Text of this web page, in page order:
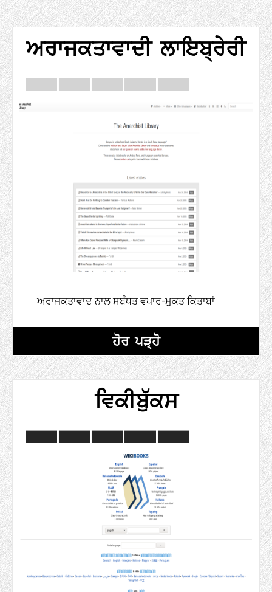
ਅਰਾਜਕਤਾਵਾਦੀ ਲਾਇਬ੍ਰੇਰੀ
ਅਰਾਜਕਤਾਵਾਦ ਨਾਲ ਸਬੰਧਤ ਵਪਾਰ-ਮੁਕਤ ਕਿਤਾਬਾਂ
ਹੋਰ ਪੜ੍ਹੋ
ਵਿਕੀਬੁੱਕਸ